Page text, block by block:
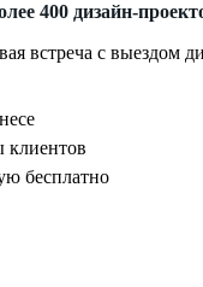
400 дизайн-
встреча с выездом
и ремонтные работы
клиентов
бесплатно